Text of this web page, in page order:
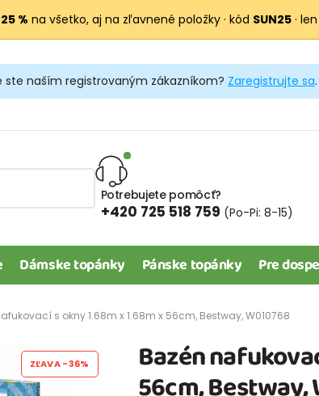
% na všetko, aj na zľavnené položky · kód SUN25 ·
ste naším registrovaným zákazníkom? Zaregistrujte sa.
Potrebujete pomôcť?
+420 725 518 759 (Po-Pi: 8-15)
Dámske topánky Pánske topánky Pre
s okny 1.68m x 1.68m x 56cm, Bestway, W010768
Bazén
ZĽAVA-36%